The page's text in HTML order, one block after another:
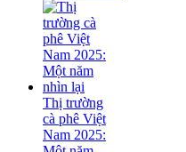
Thị trường
cà phê Việt
Nam 2025: